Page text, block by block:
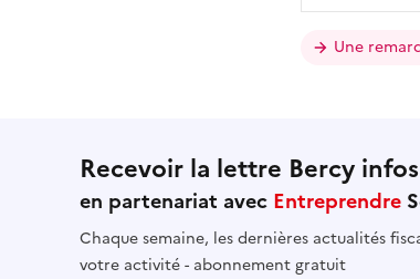
Une
Recevoir la lettre Bercy
en partenariat avec Entreprendre
Chaque semaine, les dernières actualités
votre activité - abonnement gratuit